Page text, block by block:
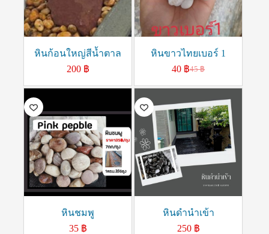
หินก้อนใหญ่สีน้ำตาล
200 ฿
หินขาวไทยเบอร์ 1
45฿
40 ฿
หินชมพู
35 ฿
หินดำนำเข้า
250 ฿